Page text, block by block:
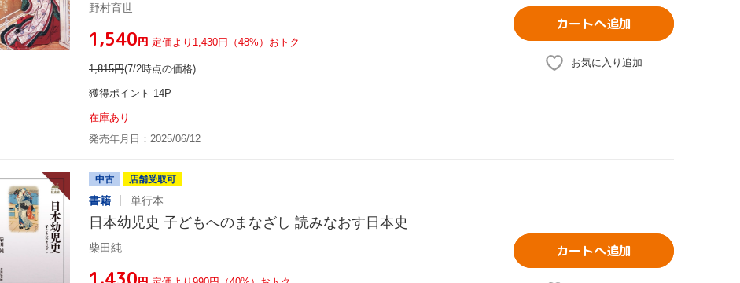
野村育世
¥1,540円 定価より1,430円（48%）おトク
1,815円(7/2時点の価格)
獲得ポイント 14P
在庫あり
発売年月日：2025/06/12
カートへ追加
お気に入り追加
中古 店舗受取可
書籍 単行本
日本幼児史 子どもへのまなざし 読みなおす日本史
柴田純 カートへ追加